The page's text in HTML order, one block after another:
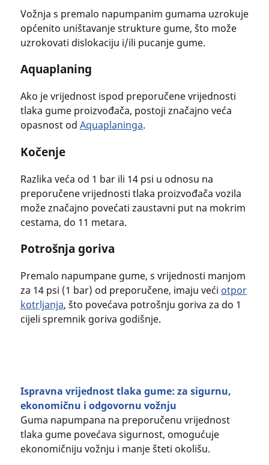
Vožnja s premalo napumpanim gumama uzrokuje
općenito uništavanje strukture gume, što može
uzrokovati dislokaciju i/ili pucanje gume.
Aquaplaning
Ako je vrijednost ispod preporučene vrijednosti
tlaka gume proizvođača, postoji značajno veća
opasnost od Aquaplaninga.
Kočenje
Razlika veća od 1 bar ili 14 psi u odnosu na
preporučene vrijednosti tlaka proizvođača vozila
može značajno povećati zaustavni put na mokrim
cestama, do 11 metara.
Potrošnja goriva
Premalo napumpane gume, s vrijednosti manjom
za 14 psi (1 bar) od preporučene, imaju veći otpor
kotrljanja, što povećava potrošnju goriva za do 1
cijeli spremnik goriva godišnje.
Ispravna vrijednost tlaka gume: za sigurnu,
ekonomičnu i odgovornu vožnju
Guma napumpana na preporučenu vrijednost
tlaka gume povećava sigurnost, omogućuje
ekonomičniju vožnju i manje šteti okolišu.